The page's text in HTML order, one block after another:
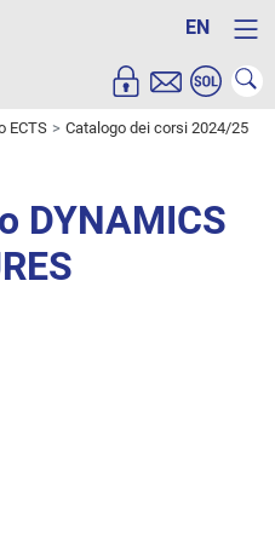
EN
ECTS Catalogo dei corsi 2024/25
DYNAMICS